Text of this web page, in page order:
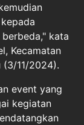
kata
Kecamatan
(3/11/2024).
event yang
kegiatan